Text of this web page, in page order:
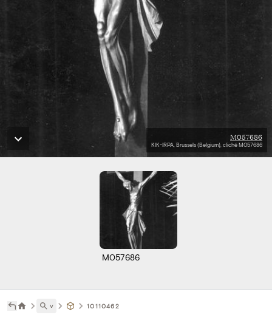
M057686
KIK-IRPA, Brussels (Belgium), cliché M057686
M057686
˅ 10110462